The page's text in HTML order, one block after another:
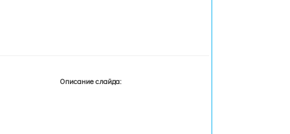
Описание слайда: